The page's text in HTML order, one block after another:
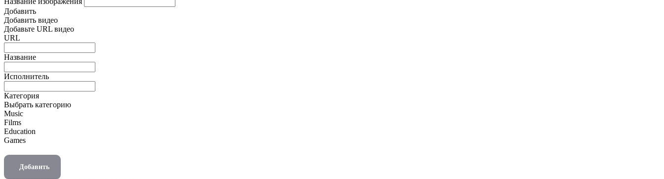
Добавить
Добавить видео
Добавьте URL видео
URL
Название
Исполнитель
Категория
Выбрать категорию
Music
Films
Education
Games
Добавить